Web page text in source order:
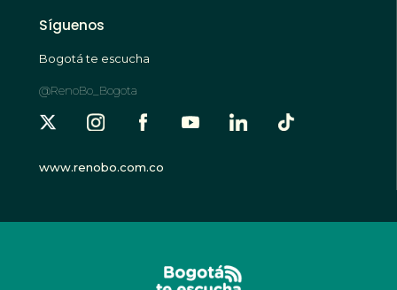
Síguenos
Bogotá te escucha
@RenoBo_Bogota
www.renobo.com.co